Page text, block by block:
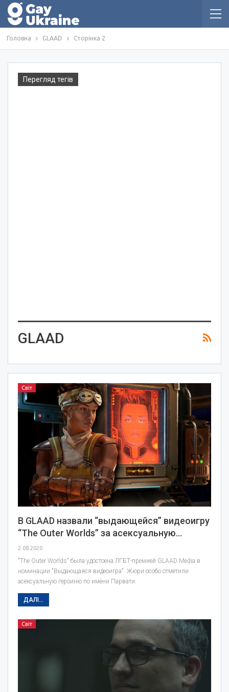
Головна GLAAD Сторінка 2
Перегляд тегів
GLAAD
Світ
В GLAAD назвали “выдающейся” видеоигру
“The Outer Worlds” за асексуальную…
2.08.2020
"The Outer Worlds" была удостоена ЛГБТ-премией GLAAD Media в
номинации "Выдающаяся видеоигра". Жюри особо отметили
асексуальную героиню по имени Парвати.
ДАЛІ...
Світ